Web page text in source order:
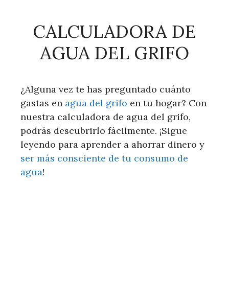
CALCULADORA DE
AGUA DEL GRIFO
¿Alguna vez te has preguntado cuánto
gastas en agua del grifo en tu hogar? Con
nuestra calculadora de agua del grifo,
podrás descubrirlo fácilmente. ¡Sigue
leyendo para aprender a ahorrar dinero y
ser más consciente de tu consumo de
agua!